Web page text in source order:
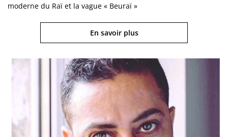
moderne du Raï et la vague « Beuraï »
En savoir plus